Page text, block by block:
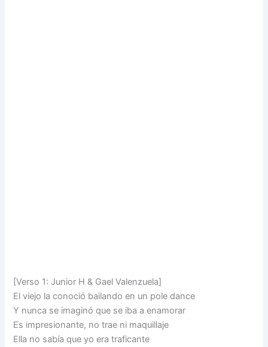
[Verso 1: Junior H & Gael Valenzuela]
El viejo la conoció bailando en un pole dance
Y nunca se imaginó que se iba a enamorar
Es impresionante, no trae ni maquillaje
Ella no sabía que yo era traficante